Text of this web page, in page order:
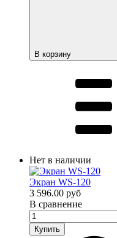
В корзину
Нет в наличии
Экран WS-120
3 596.00 руб
В сравнение
Купить